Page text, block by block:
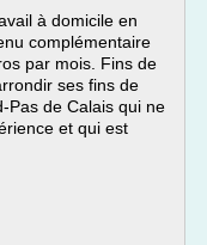
à domicile en
complémentaire
par mois. Fins de
ses fins de
Pas de Calais qui ne
et qui est